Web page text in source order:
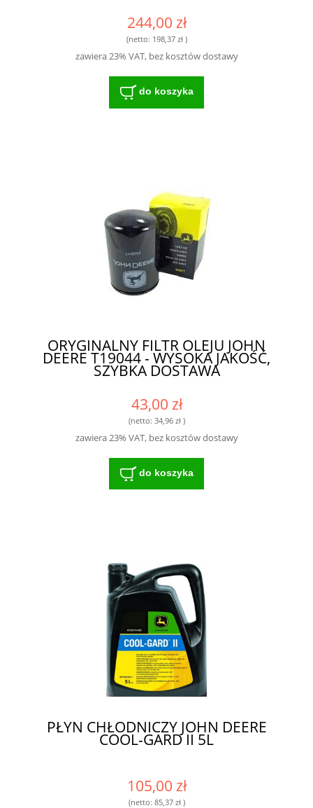
244,00 zł
(netto: 198,37 zł)
zawiera 23% VAT, bez kosztów dostawy
do koszyka
ORYGINALNY FILTR OLEJU JOHN
DEERE T19044 - WYSOKA JAKOŚĆ,
SZYBKA DOSTAWA
43,00 zł
(netto: 34,96 zł)
zawiera 23% VAT, bez kosztów dostawy
do koszyka
PŁYN CHŁODNICZY JOHN DEERE
COOL-GARD II 5L
105,00 zł
(netto: 85,37 zł)